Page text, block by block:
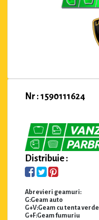
Nr : 1590111624
Distribuie :
Abrevieri geamuri:
G:Geam auto
G+V:Geam cu tenta verde
G+F:Geam fumuriu